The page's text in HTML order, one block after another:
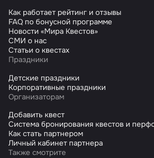
Как работает рейтинг и отзывы
FAQ по бонусной программе
Новости «Мира Квестов»
СМИ о нас
Статьи о квестах
Праздники
Детские праздники
Корпоративные праздники
Организаторам
Добавить квест
Система бронирования квестов и
Как стать партнером
Личный кабинет партнера
Также смотрите